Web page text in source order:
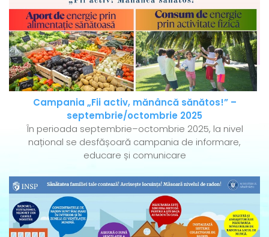
Campania „Fii activ, mănâncă sănătos!” –
septembrie/octombrie 2025
În perioada septembrie–octombrie 2025, la nivel
național se desfășoară campania de informare,
educare și comunicare